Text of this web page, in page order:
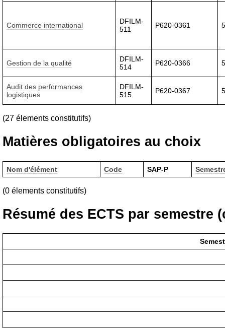
Commerce international
DFILM-
511
P620-0361
Gestion de la qualité
DFILM-
514
P620-0366
Audit des performances
logistiques
DFILM-
515
P620-0367
(27 élements constitutifs)
Matières obligatoires au choix
Nom d'élément Code SAP-P
(0 élements constitutifs)
Résumé des ECTS par semestre